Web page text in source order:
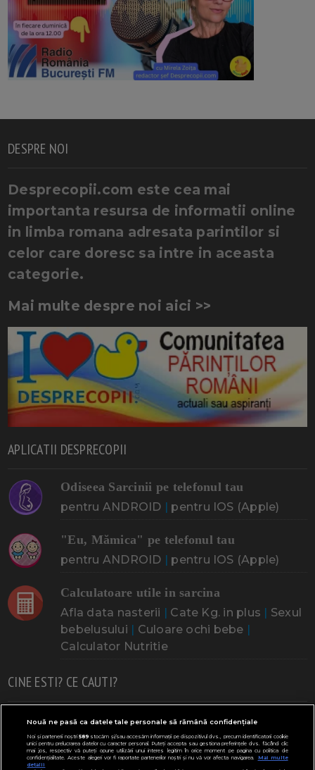
DESPRE NOI
Desprecopii.com este cea mai
importanta resursa de informatii online
in limba romana adresata parintilor si
celor care doresc sa intre in aceasta
categorie.
Mai multe despre noi aici >>
APLICATII DESPRECOPII
Odiseea Sarcinii pe telefonul tau
pentru ANDROID | pentru IOS (Apple)
"Eu, Mămica" pe telefonul tau
pentru ANDROID | pentru IOS (Apple)
Calculatoare utile in sarcina
Afla data nasterii | Cate Kg. in plus | Sexul
bebelusului | Culoare ochi bebe |
Calculator Nutritie
CINE ESTI? CE CAUTI?
Doresc un copil Adoptia Probleme cu sarcina
Urmeaza sa nasc Probleme alaptare Bebe plange
Bebe febra Caut bona Cresa, Gradinta
Nouă ne pasă ca datele tale personale să rămână confidențiale
Noi și partenerii noștri589stocăm și/sau accesăm informații pe dispozitivul dvs., precum identificatorii cookie
unici pentru prelucrarea datelor cu caracter personal. Puteți accepta sau gestiona preferințele dvs. făcând clic
mai jos, respectiv vă puteți opune utilizării unui interes legitim în orice moment pe pagina cu politica de
confidențialitate. Aceste alegeri vor fi raportate partenerilor noștri și nu vă vor afecta navigarea.
Mai multe
detalii